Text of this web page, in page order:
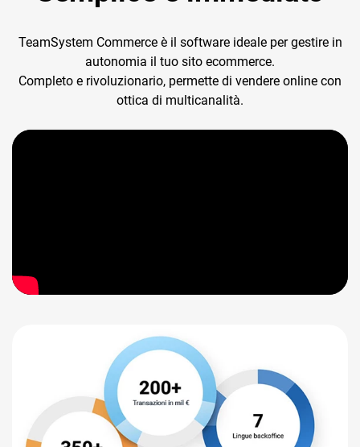
TeamSystem Commerce è il software ideale per gestire in
autonomia il tuo sito ecommerce.
Completo e rivoluzionario, permette di vendere online con
ottica di multicanalità.